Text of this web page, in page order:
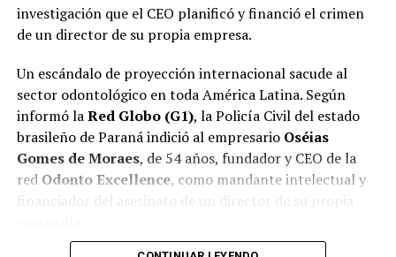
investigación que el CEO planificó y financió el crimen
de un director de su propia empresa.
Un escándalo de proyección internacional sacude al
sector odontológico en toda América Latina. Según
informó laRed Globo (G1), la Policía Civil del estado
brasileño de Paraná indició al empresario Oséias
Gomes de Moraes, de 54 años, fundador y CEO de la
red Odonto Excellence, como mandante intelectual y
financiador del asesinato de un director de su propia